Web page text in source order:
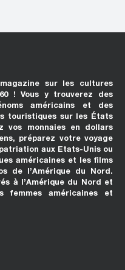
sur les cultures
! Vous y trouverez des
américains et des
touristiques sur les États
vos monnaies en dollars
préparez votre voyage
aux Etats-Unis ou
américaines et les films
de l’Amérique du Nord.
à l’Amérique du Nord et
femmes américaines et